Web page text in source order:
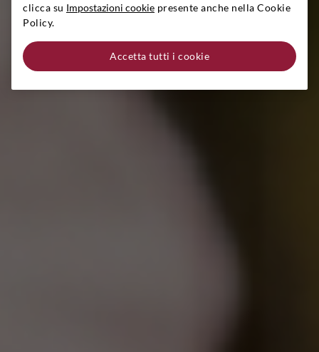
clicca su Impostazioni cookie presente anche nella Cookie
Policy.
Accetta tutti i cookie